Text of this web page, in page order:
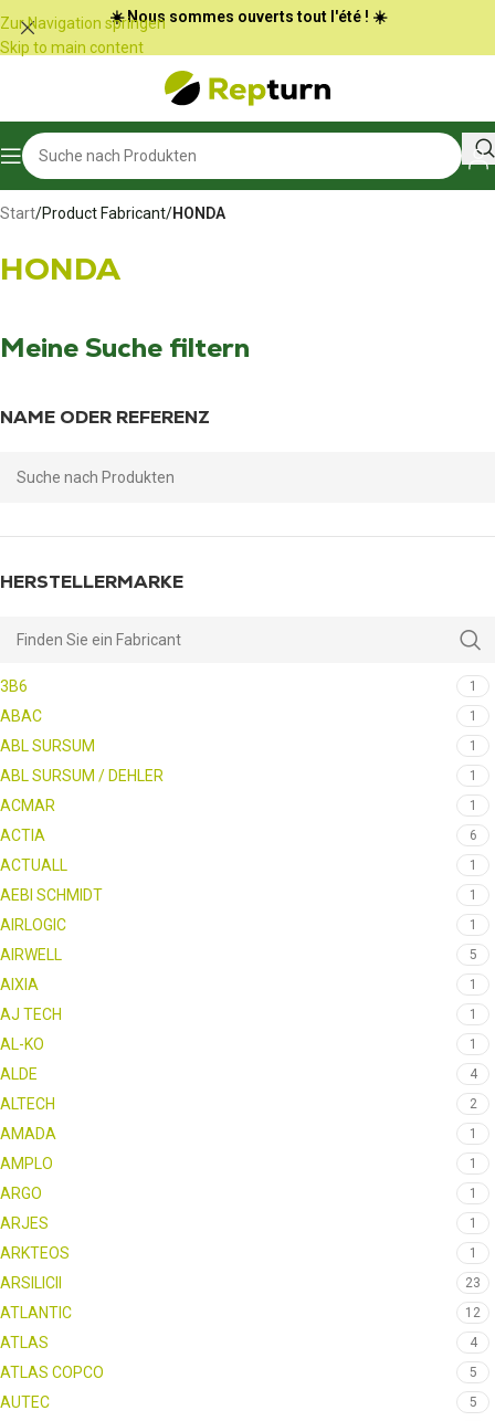
Cookie-Einstellungen
Zur Navigation springen
Skip to main content
☀️ Nous sommes ouverts tout l'été ! ☀️
Start/Product Fabricant/HONDA
HONDA
Meine Suche filtern
NAME ODER REFERENZ
HERSTELLERMARKE
3B6 1
ABAC 1
ABL SURSUM 1
ABL SURSUM / DEHLER 1
ACMAR 1
ACTIA 6
ACTUALL 1
AEBI SCHMIDT 1
AIRLOGIC 1
AIRWELL 5
AIXIA 1
AJ TECH 1
AL-KO 1
ALDE 4
ALTECH 2
AMADA 1
AMPLO 1
ARGO 1
ARJES 1
ARKTEOS 1
ARSILICII 23
ATLANTIC 12
ATLAS 4
ATLAS COPCO 5
AUTEC 5